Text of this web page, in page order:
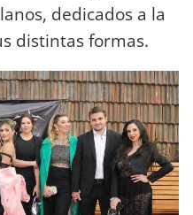
dedicados a la
distintas formas.